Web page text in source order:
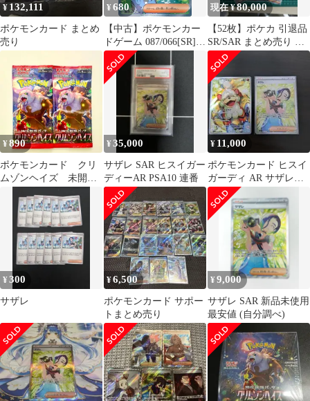
¥ 132,111
ポケモンカード まとめ
売り
¥680
【中古】ポケモンカー
ドゲーム 087/066[SR]：
(キラ)サザレ
現在 ¥80,000
【52枚】ポケカ 引退品
SR/SAR まとめ売り ス
カバイ SV
¥890
ポケモンカード クリ
ムゾンヘイズ 未開封
レ スイレンのお世
話 ゲッコウガ ガチ
グマ アカツキ SAR
イーブイ AR 収録
¥35,000
サザレ SAR ヒスイガー
ディーAR PSA10 連番
¥ 11,000
ポケモンカード ヒスイ
ガーディ AR サザレ
SAR
¥300
サザレ
¥6,500
ポケモンカード サポー
トまとめ売り
¥9,000
サザレ SAR 新品未使用
最安値 (自分調べ)